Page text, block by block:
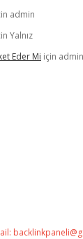
admin
Yalnız
Eder Mi için admin